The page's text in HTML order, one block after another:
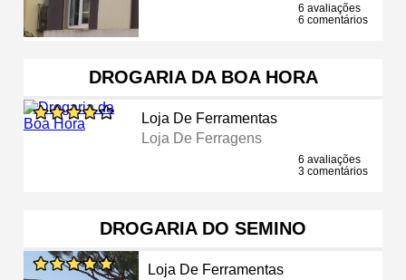
6 avaliações
6 comentários
DROGARIA DA BOA HORA
Loja De Ferramentas
Loja De Ferragens
6 avaliações
3 comentários
DROGARIA DO SEMINO
Loja De Ferramentas